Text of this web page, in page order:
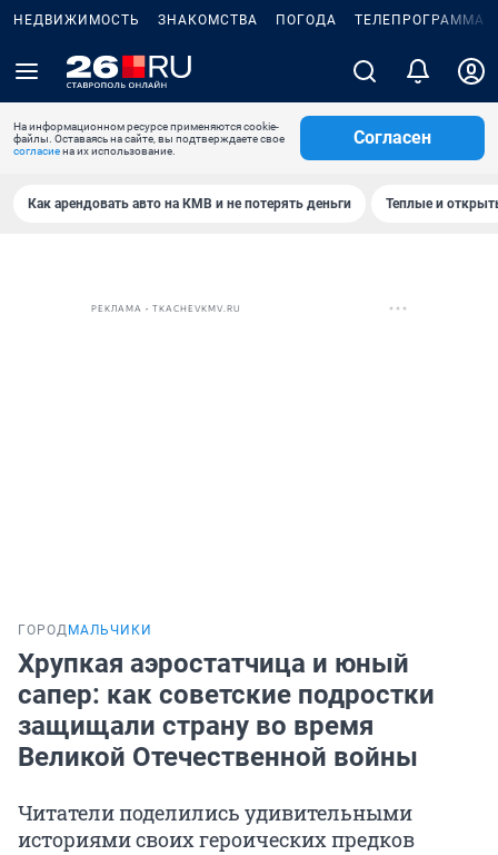
НЕДВИЖИМОСТЬ ЗНАКОМСТВА ПОГОДА ТЕЛЕПРОГРАММА
На информационном ресурсе применяются cookie-
файлы. Оставаясь на сайте, вы подтверждаете свое
согласиена их использование.
Согласен
Как арендовать авто на КМВ и не потерять деньги Теплые и
РЕКЛАМА • TKACHEVKMV.RU
ГОРОД МАЛЬЧИКИ
Хрупкая аэростатчица и юный
сапер: как советские подростки
защищали страну во время
Великой Отечественной войны
Читатели поделились удивительными
историями своих героических предков